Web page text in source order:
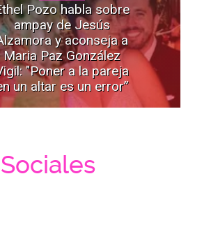
Pozo habla sobre
ampay de Jesús
y aconseja a
Maria Paz González
"Poner a la pareja
un altar es un error”